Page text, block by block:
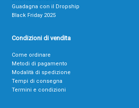
Guadagna con il Dropship
Black Friday 2025
Condizioni di vendita
Come ordinare
Metodi di pagamento
Modalità di spedizione
Tempi di consegna
Termini e condizioni